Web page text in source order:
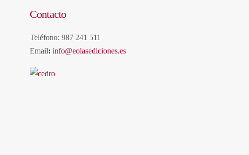
Contacto
Teléfono: 987 241 511
Email: info@eolasediciones.es